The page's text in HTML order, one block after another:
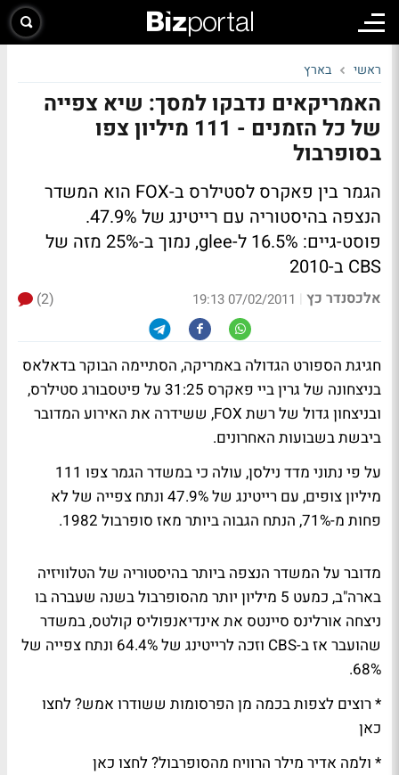
ראשי בארץ
האמריקאים נדבקו למסך: שיא צפייה
של כל הזמנים - 111 מיליון צפו
בסופרבול
הגמר בין פאקרס לסטילרס ב-FOX הוא המשדר
הנצפה בהיסטוריה עם רייטינג של 47.9%.
פוסט-גיים: 16.5% ל-glee, נמוך ב-25% מזה של
CBS ב-2010
אלכסנדר כץ |
07/02/2011 19:13
(2)
חגיגת הספורט הגדולה באמריקה, הסתיימה הבוקר בדאלאס
בניצחונה של גרין ביי פאקרס 31:25 על פיטסבורג סטילרס,
ובניצחון גדול של רשת FOX, ששידרה את האירוע המדובר
ביבשת בשבועות האחרונים.
על פי נתוני מדד נילסן, עולה כי במשדר הגמר צפו 111
מיליון צופים, עם רייטינג של 47.9% ונתח צפייה של לא
פחות מ-71%, הנתח הגבוה ביותר מאז סופרבול 1982.
מדובר על המשדר הנצפה ביותר בהיסטוריה של הטלוויזיה
בארה"ב, כמעט 5 מיליון יותר מהסופרבול בשנה שעברה בו
ניצחה אורלינס סיינטס את אינדיאנפוליס קולטס, במשדר
שהועבר אז ב-CBS וזכה לרייטינג של 64.4% ונתח צפייה של
68%.
* רוצים לצפות בכמה מן הפרסומות ששודרו אמש?לחצו
כאן
* ולמה אדיר מילר הרוויח מהסופרבול?לחצו כאן